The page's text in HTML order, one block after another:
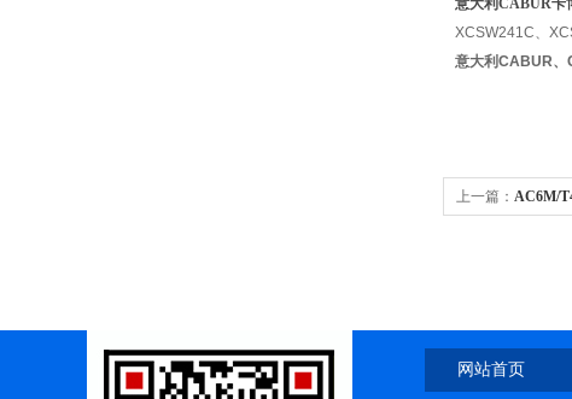
意大利CABUR卡
XCSW241C、
意大利CABUR、
上一篇： AC6M/
网站首页